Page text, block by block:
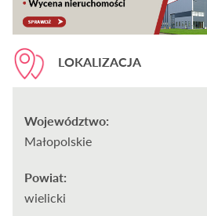
LOKALIZACJA
Województwo:
Małopolskie
Powiat:
wielicki